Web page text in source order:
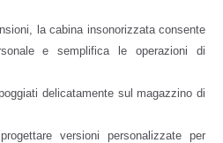
la cabina insonorizzata consente
e semplifica le operazioni di
delicatamente sul magazzino di
versioni personalizzate per